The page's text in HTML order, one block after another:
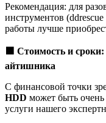
Рекомендация: для
инструментов
работы лучше
Стоимость и
айтишника
С финансовой точки
HDD может быть
услуги нашего